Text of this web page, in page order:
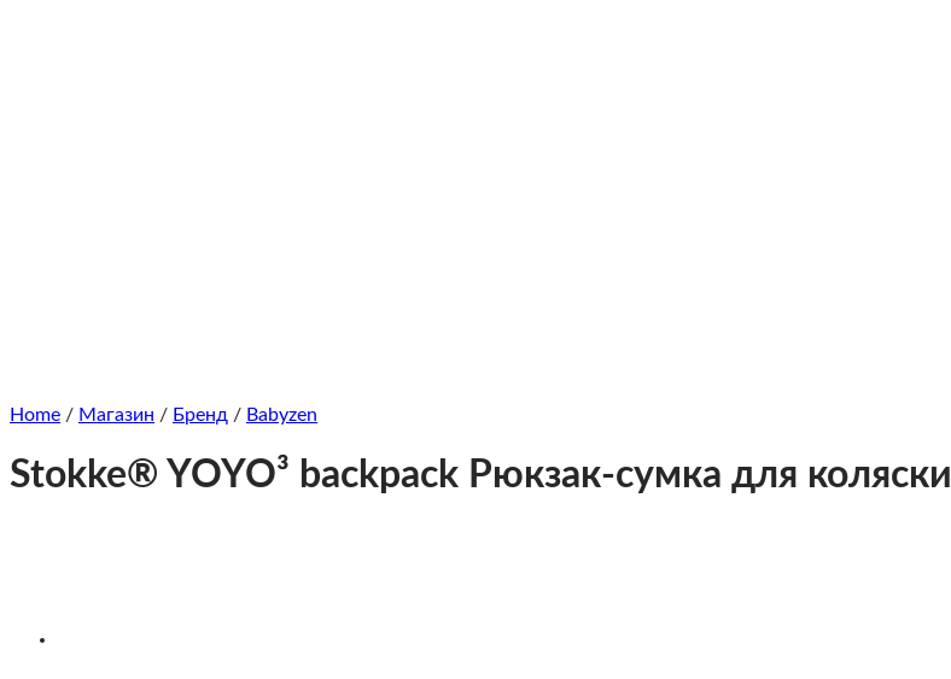
Home / Магазин / Бренд / Babyzen
Stokke® YOYO³ backpack Рюкзак-сумка для коляски